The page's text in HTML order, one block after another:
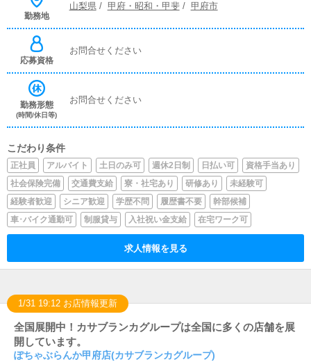
勤務地
山梨県/ 甲府・昭和・甲斐/ 甲府市
応募資格
お問合せください
勤務形態
(時間/休日等)
お問合せください
こだわり条件
正社員 アルバイト 土日のみ可 週休2日制 日払い可
資格手当あり
社会保険完備
交通費支給 寮・社宅あり 研修あり
未経験可
経験者歓迎
シニア歓迎 学歴不問 履歴書不要
幹部候補
車･バイク通勤可
制服貸与 入社祝い金支給 在宅ワーク可
求人情報を見る
1/31 19:12 お店情報更新
全国展開中！カサブランカグループは全国に多くの店舗を展
開しています。
ぽちゃぶらんか甲府店(カサブランカグループ)